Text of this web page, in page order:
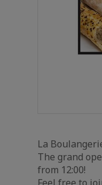
La
The grand
from 12:00!